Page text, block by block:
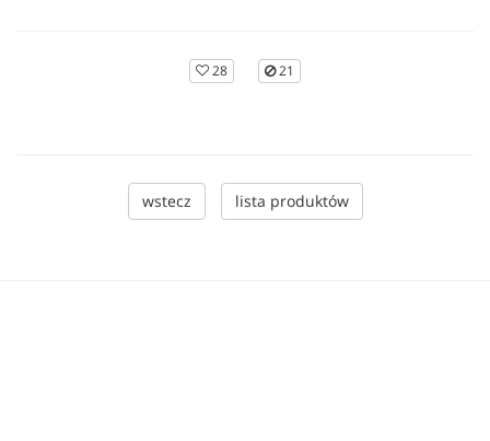
28 21
wstecz lista produktów